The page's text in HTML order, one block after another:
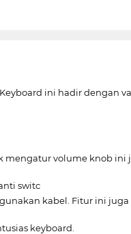
ini hadir dengan
mengatur volume knob ini
switc
kabel. Fitur ini juga
keyboard.